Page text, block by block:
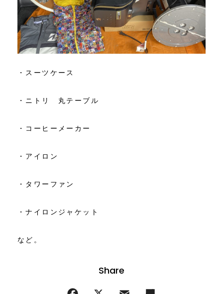
・スーツケース
・ニトリ 丸テーブル
・コーヒーメーカー
・アイロン
・タワーファン
・ナイロンジャケット
など。